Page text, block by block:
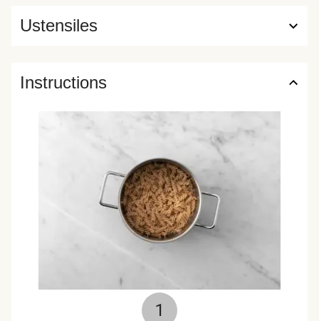
Ustensiles
Instructions
1